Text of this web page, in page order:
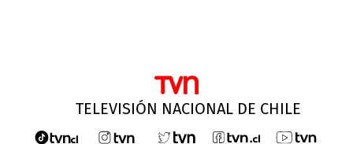
TELEVISIÓN NACIONAL DE CHILE